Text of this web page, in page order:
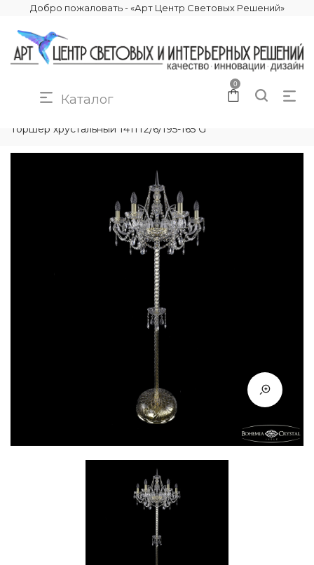
Добро пожаловать - «Арт Центр Световых Решений»
Каталог
0
Торшер хрустальный 1411T2/6/195-165 G